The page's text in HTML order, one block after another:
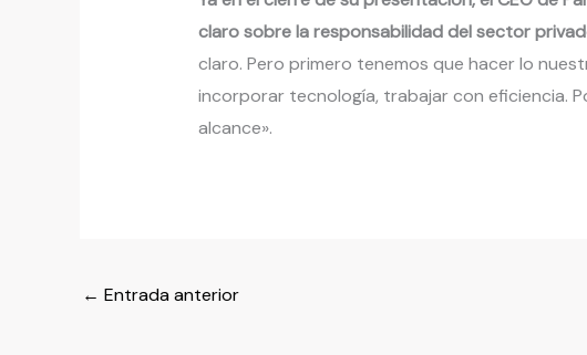
claro sobre la responsabilidad del sector
claro. Pero primero tenemos que hacer lo
incorporar tecnología, trabajar con eficiencia.
alcance».
← Entrada anterior